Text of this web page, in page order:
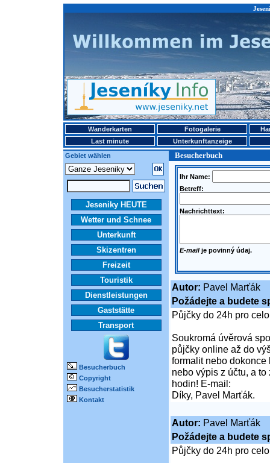
Wanderkarten Fotogalerie
Last minute
Unterkunftanzeige
Gebiet wählen
Besucherbuch
Jeseniky HEUTE
Wetter und Schnee
Unterkunft
Skizentren
Freizeit
Touristik
Dienstleistungen
Gaststätte
Transport
Besucherbuch
Copyright
Besucherstatistik
Kontakt
Ihr Name:
Betreff:
Nachrichttext:
E-mailje povinný údaj.
Autor: Pavel Marťák
Požádejte a budete
Půjčky do 24h pro
Soukromá úvěrová
půjčky online až do
formalit nebo dokonce
nebo výpis z účtu, a
hodin! E-mail:
Díky, Pavel Marťák.
Autor: Pavel Marťák
Požádejte a budete
Půjčky do 24h pro